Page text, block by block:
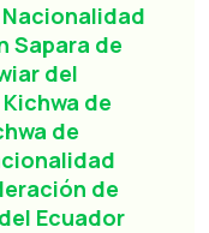
Nacionalidad
Sapara de
del
de
de
de
Ecuador